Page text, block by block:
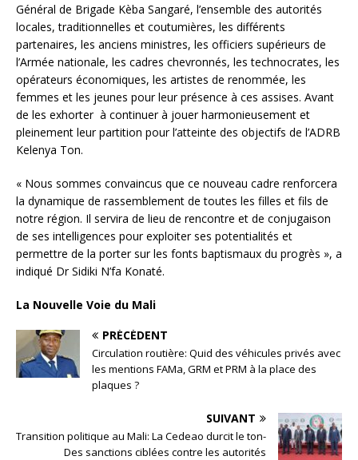
Général de Brigade Kèba Sangaré, l’ensemble des autorités
locales, traditionnelles et coutumières, les différents
partenaires, les anciens ministres, les officiers supérieurs de
l’Armée nationale, les cadres chevronnés, les technocrates, les
opérateurs économiques, les artistes de renommée, les
femmes et les jeunes pour leur présence à ces assises. Avant
de les exhorter à continuer à jouer harmonieusement et
pleinement leur partition pour l’atteinte des objectifs de l’ADRB
Kelenya Ton.
« Nous sommes convaincus que ce nouveau cadre renforcera
la dynamique de rassemblement de toutes les filles et fils de
notre région. Il servira de lieu de rencontre et de conjugaison
de ses intelligences pour exploiter ses potentialités et
permettre de la porter sur les fonts baptismaux du progrès », a
indiqué Dr Sidiki N’fa Konaté.
La Nouvelle Voie du Mali
PRÉCÉDENT
Circulation routière: Quid des véhicules privés avec
les mentions FAMa, GRM et PRM à la place des
plaques ?
SUIVANT
Transition politique au Mali: La Cedeao durcit le ton-
Des sanctions ciblées contre les autorités